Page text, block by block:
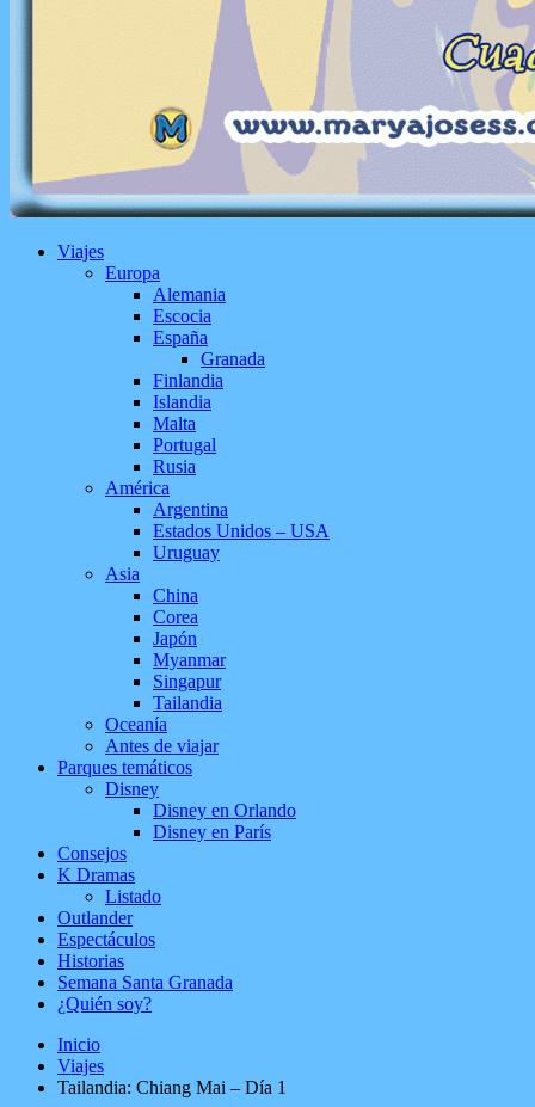
Viajes
Europa
Alemania
Escocia
España
Granada
Finlandia
Islandia
Malta
Portugal
Rusia
América
Argentina
Estados Unidos – USA
Uruguay
Asia
China
Corea
Japón
Myanmar
Singapur
Tailandia
Oceanía
Antes de viajar
Parques temáticos
Disney
Disney en Orlando
Disney en París
Consejos
K Dramas
Listado
Outlander
Espectáculos
Historias
Semana Santa Granada
¿Quién soy?
Inicio
Viajes
Tailandia: Chiang Mai – Día 1